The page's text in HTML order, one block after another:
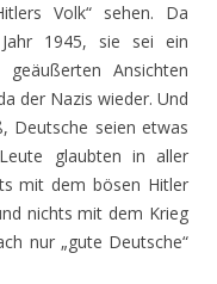
Volk“ sehen. Da
1945, sie sei ein
Ansichten
der Nazis wieder. Und
Deutsche seien etwas
glaubten in aller
mit dem bösen Hitler
nichts mit dem Krieg
nur „gute Deutsche“